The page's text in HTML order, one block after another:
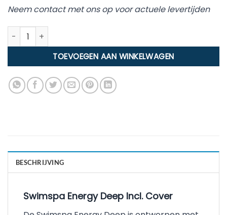
Neem contact met ons op voor actuele levertijden
Swimspa Energy Deep Incl. Cover aantal
TOEVOEGEN AAN WINKELWAGEN
BESCHRIJVING
Swimspa Energy Deep Incl. Cover